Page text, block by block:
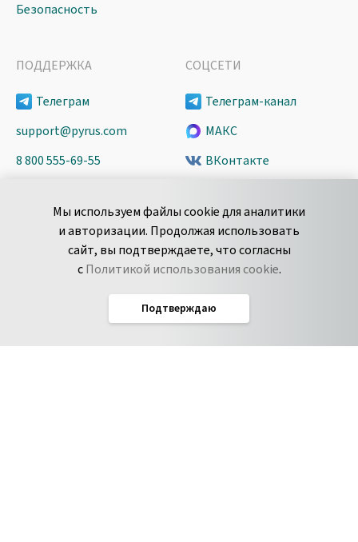
Мы используем файлы cookie для аналитики
и авторизации. Продолжая использовать
сайт, вы подтверждаете, что согласны
сПолитикой использования cookie.
Подтверждаю
Безопасность
ПОДДЕРЖКА
Телеграм
support@pyrus.com
8 800 555-69-55
пн-пт с 9 до 18 часов (Мск)
Сообщить об
уязвимости
СОЦСЕТИ
Телеграм-канал
МАКС
ВКонтакте
Spark
Дзен
Соглашение об обработке данных